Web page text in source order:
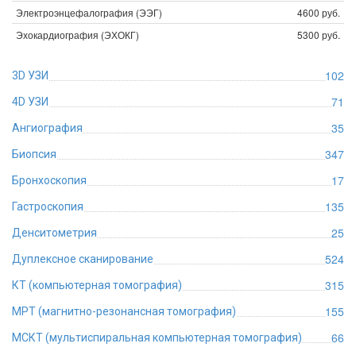
Электроэнцефалография (ЭЭГ)
4600 руб.
Эхокардиография (ЭХОКГ)
5300 руб.
3D УЗИ 102
4D УЗИ 71
Ангиография 35
Биопсия 347
Бронхоскопия 17
Гастроскопия 135
Денситометрия 25
Дуплексное сканирование 524
КТ (компьютерная томография) 315
МРТ (магнитно-резонансная томография) 155
МСКТ (мультиспиральная компьютерная томография) 66